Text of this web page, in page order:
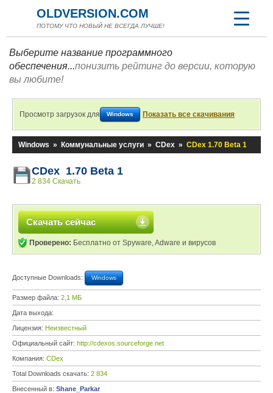
OLDVERSION.COM
ПОТОМУ ЧТО НОВЫЙ НЕ ВСЕГДА ЛУЧШЕ!
Выберите название программного
обеспечения...понизить рейтинг до версии, которую
вы любите!
Просмотр загрузок для Windows Показать все скачивания
Windows » Коммунальные услуги » CDex » CDex 1.70 Beta 1
CDex 1.70 Beta 1
2 834 Скачать
Скачать сейчас
Проверено: Бесплатно от Spyware, Adware и вирусов
Доступные Downloads: Windows
Размер файла: 2,1 МБ
Дата выхода:
Лицензия: Неизвестный
Официальный сайт: http://cdexos.sourceforge.net
Компания: CDex
Total Downloads скачать: 2 834
Внесенный в: Shane_Parkar